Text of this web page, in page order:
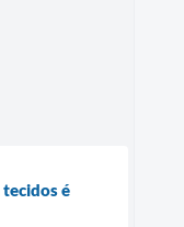
é